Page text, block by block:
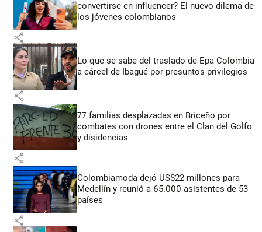
convertirse en influencer? El nuevo dilema de
los jóvenes colombianos
share
Lo que se sabe del traslado de Epa Colombia
a cárcel de Ibagué por presuntos privilegios
share
77 familias desplazadas en Briceño por
combates con drones entre el Clan del Golfo
y disidencias
share
Colombiamoda dejó US$22 millones para
Medellín y reunió a 65.000 asistentes de 53
países
share